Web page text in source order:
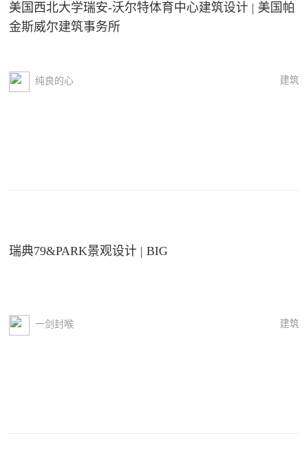
美国西北大学瑞安-沃尔特体育中心建筑设计 | 美国帕
金斯威尔建筑事务所
纯良的心 建筑
瑞典79&PARK景观设计 | BIG
一剑封喉 建筑